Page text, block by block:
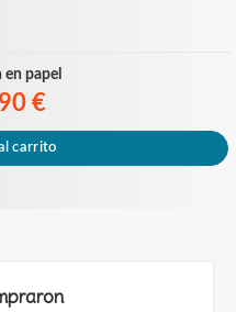
en papel
€
carrito